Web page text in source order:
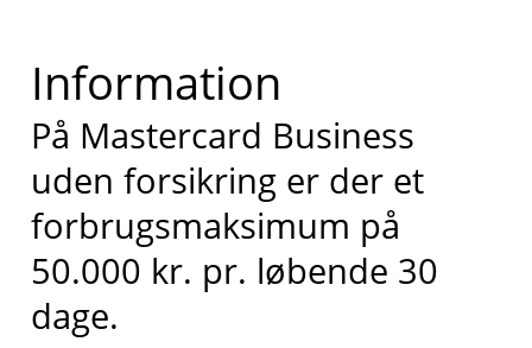
Information
På Mastercard Business
uden forsikring er der et
forbrugsmaksimum på
50.000 kr. pr. løbende 30
dage.